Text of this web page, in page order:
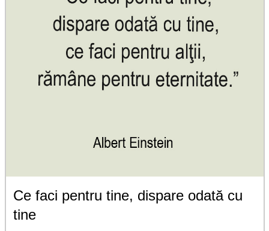
Ce faci pentru tine, dispare odată cu
tine